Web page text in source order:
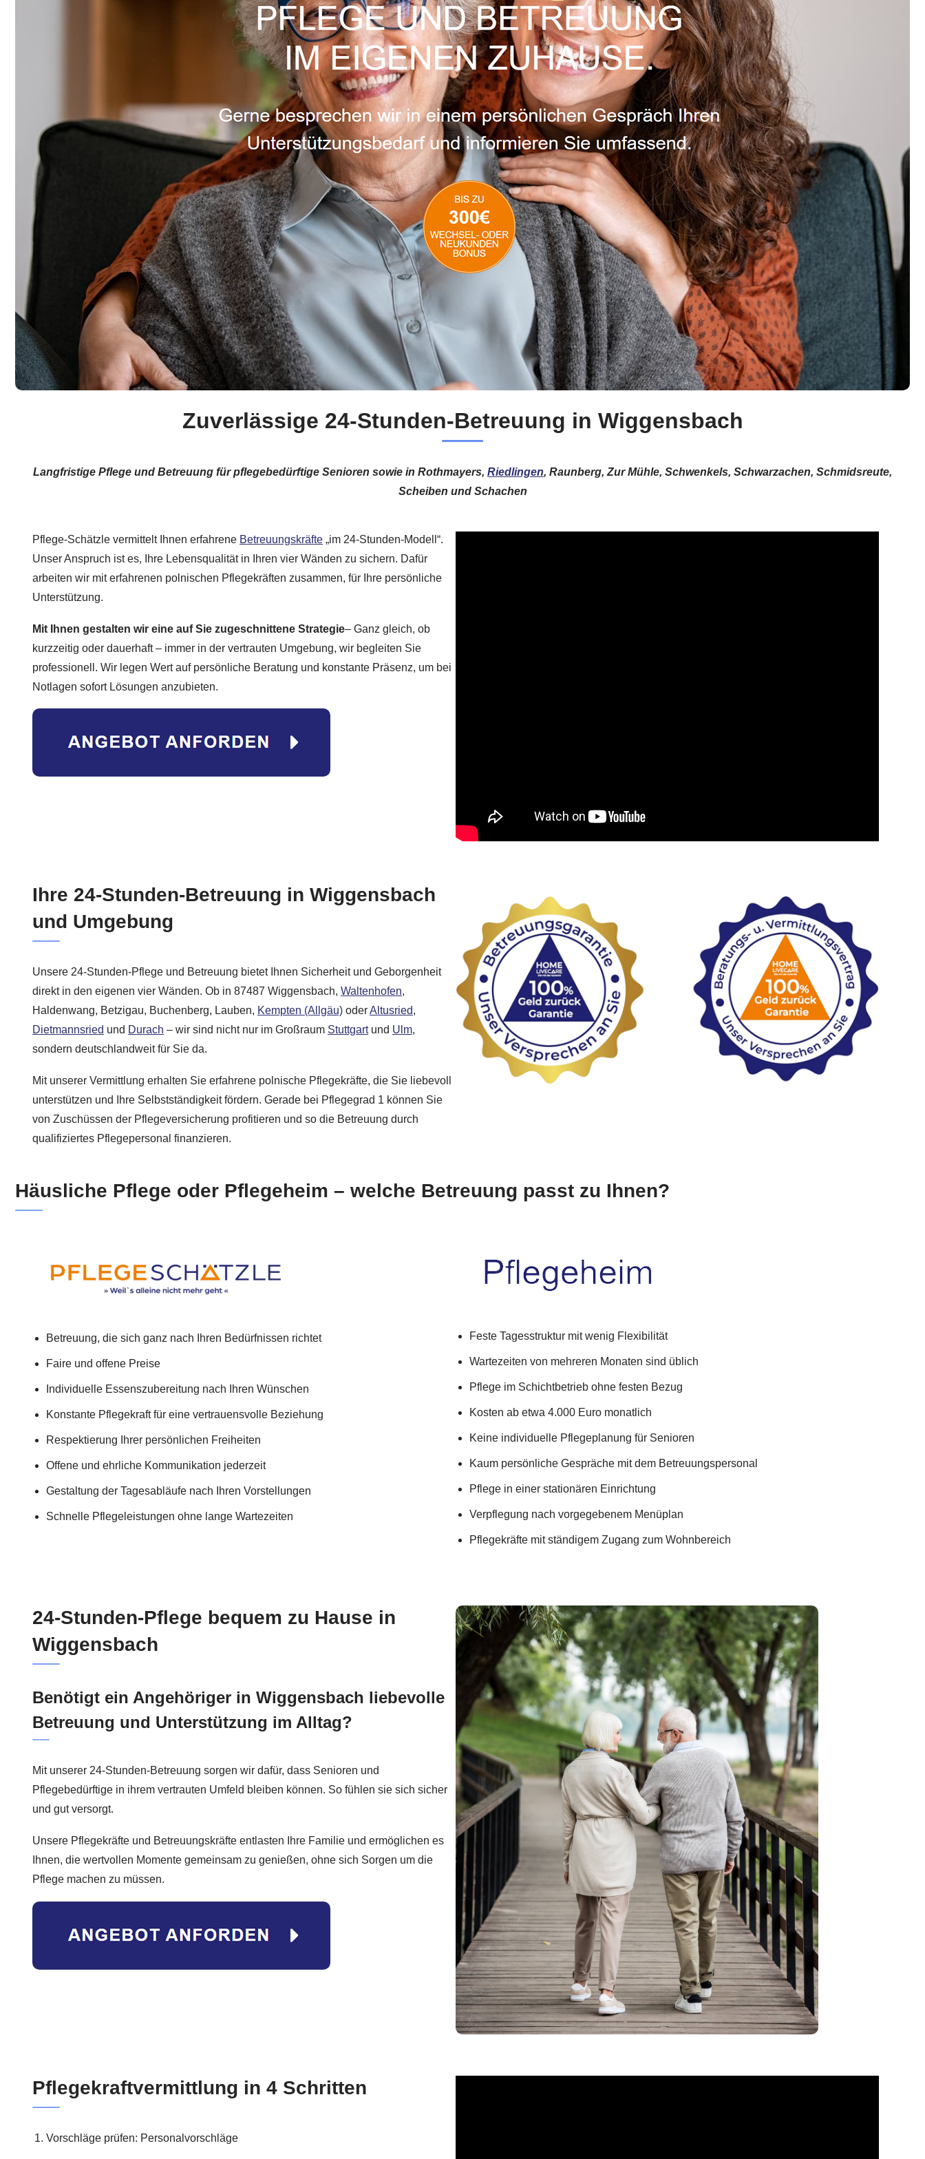
Zuverlässige 24-Stunden-Betreuung in Wiggensbach
Langfristige Pflege und Betreuung für pflegebedürftige Senioren sowie in Rothmayers, Riedlingen, Raunberg, Zur Mühle, Schwenkels, Schwarzachen, Schmidsreute,
Scheiben und Schachen
Pflege-Schätzle vermittelt Ihnen erfahrene Betreuungskräfte „im 24-Stunden-Modell“.
Unser Anspruch ist es, Ihre Lebensqualität in Ihren vier Wänden zu sichern. Dafür
arbeiten wir mit erfahrenen polnischen Pflegekräften zusammen, für Ihre persönliche
Unterstützung.
Mit Ihnen gestalten wir eine auf Sie zugeschnittene Strategie– Ganz gleich, ob
kurzzeitig oder dauerhaft – immer in der vertrauten Umgebung, wir begleiten Sie
professionell. Wir legen Wert auf persönliche Beratung und konstante Präsenz, um bei
Notlagen sofort Lösungen anzubieten.
Ihre 24-Stunden-Betreuung in Wiggensbach
und Umgebung
Unsere 24-Stunden-Pflege und Betreuung bietet Ihnen Sicherheit und Geborgenheit
direkt in den eigenen vier Wänden. Ob in 87487 Wiggensbach, Waltenhofen,
Haldenwang, Betzigau, Buchenberg, Lauben, Kempten (Allgäu) oderAltusried,
Dietmannsried und Durach – wir sind nicht nur im Großraum Stuttgartund Ulm,
sondern deutschlandweit für Sie da.
Mit unserer Vermittlung erhalten Sie erfahrene polnische Pflegekräfte, die Sie liebevoll
unterstützen und Ihre Selbstständigkeit fördern. Gerade bei Pflegegrad 1 können Sie
von Zuschüssen der Pflegeversicherung profitieren und so die Betreuung durch
qualifiziertes Pflegepersonal finanzieren.
Häusliche Pflege oder Pflegeheim – welche Betreuung passt zu Ihnen?
Betreuung, die sich ganz nach Ihren Bedürfnissen richtet
Faire und offene Preise
Individuelle Essenszubereitung nach Ihren Wünschen
Konstante Pflegekraft für eine vertrauensvolle Beziehung
Respektierung Ihrer persönlichen Freiheiten
Offene und ehrliche Kommunikation jederzeit
Gestaltung der Tagesabläufe nach Ihren Vorstellungen
Schnelle Pflegeleistungen ohne lange Wartezeiten
Feste Tagesstruktur mit wenig Flexibilität
Wartezeiten von mehreren Monaten sind üblich
Pflege im Schichtbetrieb ohne festen Bezug
Kosten ab etwa 4.000 Euro monatlich
Keine individuelle Pflegeplanung für Senioren
Kaum persönliche Gespräche mit dem Betreuungspersonal
Pflege in einer stationären Einrichtung
Verpflegung nach vorgegebenem Menüplan
Pflegekräfte mit ständigem Zugang zum Wohnbereich
24-Stunden-Pflege bequem zu Hause in
Wiggensbach
Benötigt ein Angehöriger in Wiggensbach liebevolle
Betreuung und Unterstützung im Alltag?
Mit unserer 24-Stunden-Betreuung sorgen wir dafür, dass Senioren und
Pflegebedürftige in ihrem vertrauten Umfeld bleiben können. So fühlen sie sich sicher
und gut versorgt.
Unsere Pflegekräfte und Betreuungskräfte entlasten Ihre Familie und ermöglichen es
Ihnen, die wertvollen Momente gemeinsam zu genießen, ohne sich Sorgen um die
Pflege machen zu müssen.
Pflegekraftvermittlung in 4 Schritten
Vorschläge prüfen: Personalvorschläge